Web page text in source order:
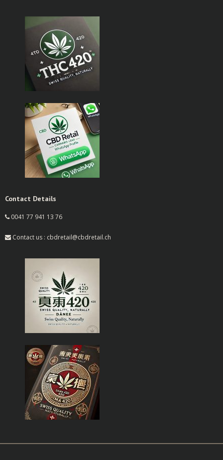
Contact Details
0041 77 941 13 76
Contact us : cbdretail@cbdretail.ch